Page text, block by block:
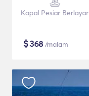
Kapal Pesiar Berlayar
$368 /malam